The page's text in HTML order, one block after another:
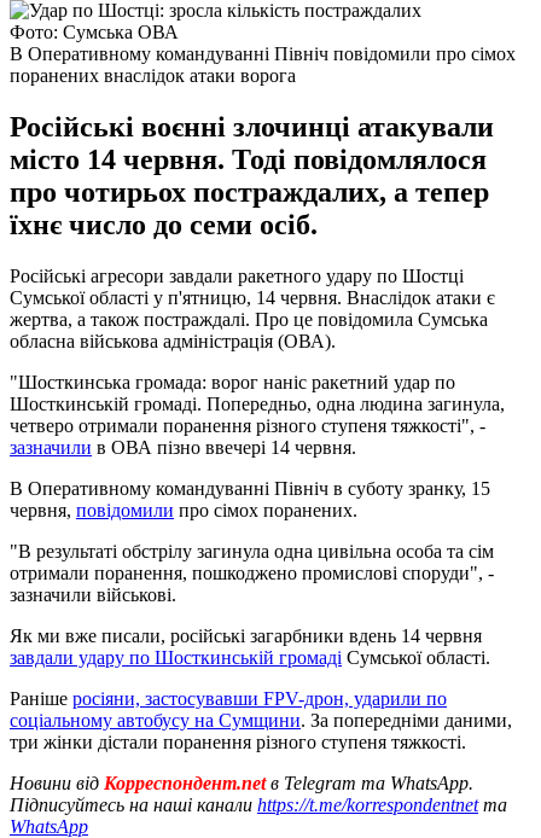
Фото: Сумська ОВА
В Оперативному командуванні Північ повідомили про сімох
поранених внаслідок атаки ворога
Російські воєнні злочинці атакували
місто 14 червня. Тоді повідомлялося
про чотирьох постраждалих, а тепер
їхнє число до семи осіб.
Російські агресори завдали ракетного удару по Шостці
Сумської області у п'ятницю, 14 червня. Внаслідок атаки є
жертва, а також постраждалі. Про це повідомила Сумська
обласна військова адміністрація (ОВА).
"Шосткинська громада: ворог наніс ракетний удар по
Шосткинській громаді. Попередньо, одна людина загинула,
четверо отримали поранення різного ступеня тяжкості", -
зазначили в ОВА пізно ввечері 14 червня.
В Оперативному командуванні Північ в суботу зранку, 15
червня, повідомили про сімох поранених.
"В результаті обстрілу загинула одна цивільна особа та сім
отримали поранення, пошкоджено промислові споруди", -
зазначили військові.
Як ми вже писали, російські загарбники вдень 14 червня
завдали удару по Шосткинській громаді Сумської області.
Раніше росіяни, застосувавши FPV-дрон, ударили по
соціальному автобусу на Сумщини. За попередніми даними,
три жінки дістали поранення різного ступеня тяжкості.
Новини від Корреспондент.netв Telegram та WhatsApp.
Підписуйтесь на наші канали https://t.me/korrespondentnetта
WhatsApp